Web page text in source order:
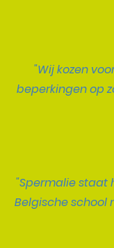
"Wij kozen
beperkingen op
"Spermalie staat
Belgische school